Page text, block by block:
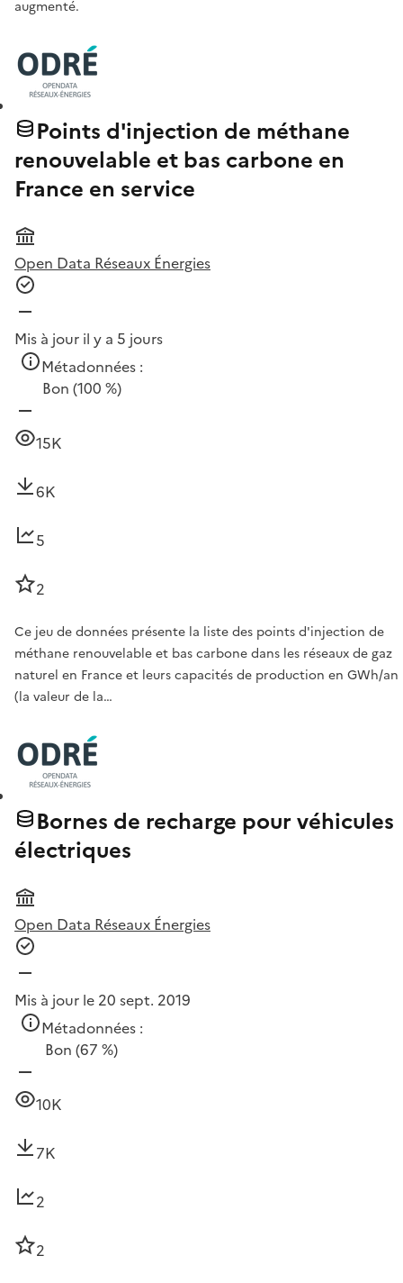
augmenté.
Points d'injection de méthane
renouvelable et bas carbone en
France en service
Open Data Réseaux Énergies
Mis à jour il y a 5 jours
Métadonnées :
Bon (100 %)
15K
6K
5
2
Ce jeu de données présente la liste des points d'injection de
méthane renouvelable et bas carbone dans les réseaux de gaz
naturel en France et leurs capacités de production en GWh/an
(la valeur de la…
Bornes de recharge pour véhicules
électriques
Open Data Réseaux Énergies
Mis à jour le 20 sept. 2019
Métadonnées :
Bon (67 %)
10K
7K
2
2